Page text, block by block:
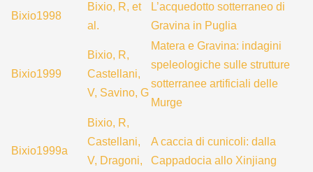
Bixio1998
Bixio, R, et
al.
L’acquedotto sotterraneo di
Gravina in Puglia
Bixio1999
Bixio, R,
Castellani,
V, Savino, G
Matera e Gravina: indagini
speleologiche sulle strutture
sotterranee artificiali delle
Murge
Bixio1999a
Bixio, R,
Castellani,
V, Dragoni,
A caccia di cunicoli: dalla
Cappadocia allo Xinjiang